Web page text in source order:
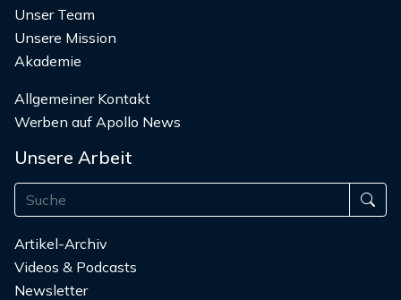
Unser Team
Unsere Mission
Akademie
Allgemeiner Kontakt
Werben auf Apollo News
Unsere Arbeit
Artikel-Archiv
Videos & Podcasts
Newsletter